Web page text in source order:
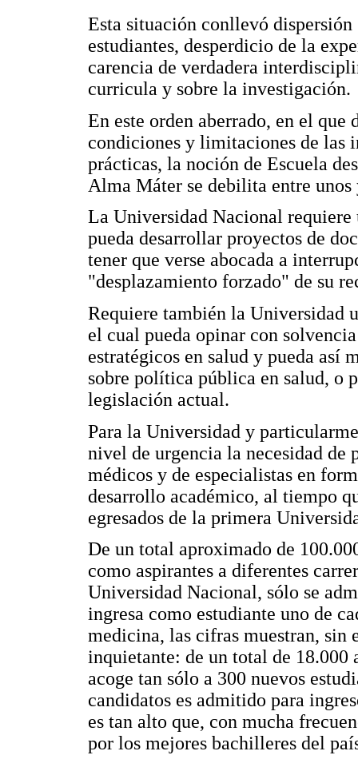
Esta situación conllevó
estudiantes, desperdicio de la
carencia de verdadera
curricula y sobre la investigación.
En este orden aberrado, en el que
condiciones y limitaciones de las
prácticas, la noción de Escuela
Alma Máter se debilita entre unos
La Universidad Nacional
pueda desarrollar proyectos de
tener que verse abocada a
"desplazamiento forzado" de su
Requiere también la Universidad
el cual pueda opinar con
estratégicos en salud y pueda así
sobre política pública en salud, o
legislación actual.
Para la Universidad y
nivel de urgencia la necesidad de
médicos y de especialistas en
desarrollo académico, al tiempo
egresados de la primera
De un total aproximado de
como aspirantes a diferentes
Universidad Nacional, sólo se
ingresa como estudiante uno de
medicina, las cifras muestran, sin
inquietante: de un total de 18.000
acoge tan sólo a 300 nuevos
candidatos es admitido para
es tan alto que, con mucha
por los mejores bachilleres del